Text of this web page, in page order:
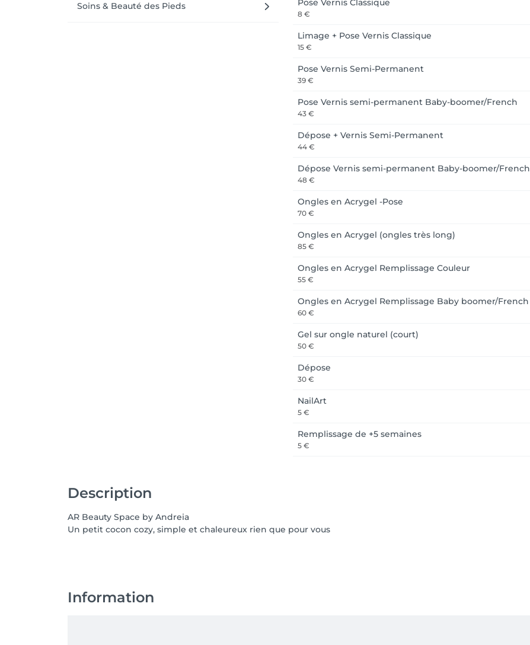
Soins & Beauté des Pieds Pose Vernis Classique
8 €
Limage + Pose Vernis Classique
15 €
Pose Vernis Semi-Permanent
39 €
Pose Vernis semi-permanent Baby-boomer/French
43 €
Dépose + Vernis Semi-Permanent
44 €
Dépose Vernis semi-permanent Baby-boomer/French
48 €
Ongles en Acrygel -Pose
70 €
Ongles en Acrygel (ongles très long)
85 €
Ongles en Acrygel Remplissage Couleur
55 €
Ongles en Acrygel Remplissage Baby boomer/French
60 €
Gel sur ongle naturel (court)
50 €
Dépose
30 €
NailArt
5 €
Remplissage de +5 semaines
5 €
Description
AR Beauty Space by Andreia
Un petit cocon cozy, simple et chaleureux rien que pour vous
Information